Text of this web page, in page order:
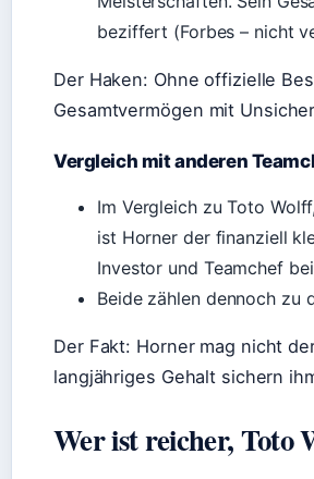
beziffert (Forbes – nicht
Der Haken: Ohne offizielle
Gesamtvermögen mit
Vergleich mit anderen
Im Vergleich zu Toto
ist Horner der finanziell
Investor und Teamchef
Beide zählen dennoch zu
Der Fakt: Horner mag nicht
langjähriges Gehalt sichern
Wer ist reicher, Toto